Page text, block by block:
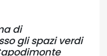
di
gli spazi verdi